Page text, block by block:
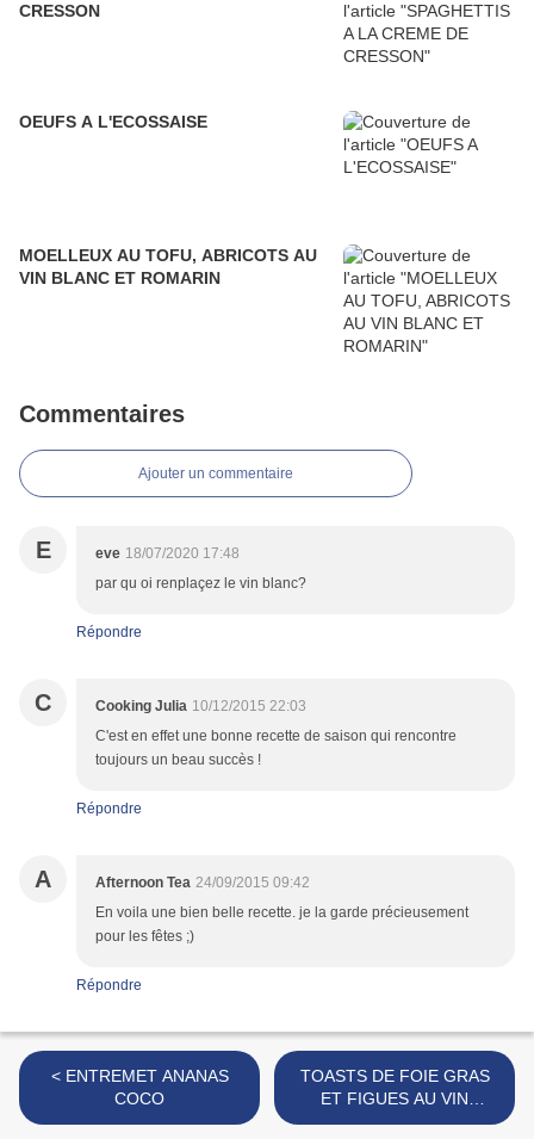
CRESSON
OEUFS A L'ECOSSAISE
MOELLEUX AU TOFU, ABRICOTS AU
VIN BLANC ET ROMARIN
Commentaires
Ajouter un commentaire
E eve 18/07/2020 17:48
par qu oi renplaçez le vin blanc?
Répondre
C Cooking Julia 10/12/2015 22:03
C'est en effet une bonne recette de saison qui rencontre
toujours un beau succès !
Répondre
A Afternoon Tea 24/09/2015 09:42
En voila une bien belle recette. je la garde précieusement
pour les fêtes ;)
Répondre
< ENTREMET ANANAS
COCO
TOASTS DE FOIE GRAS
ET FIGUES AU VIN
ROUGE >